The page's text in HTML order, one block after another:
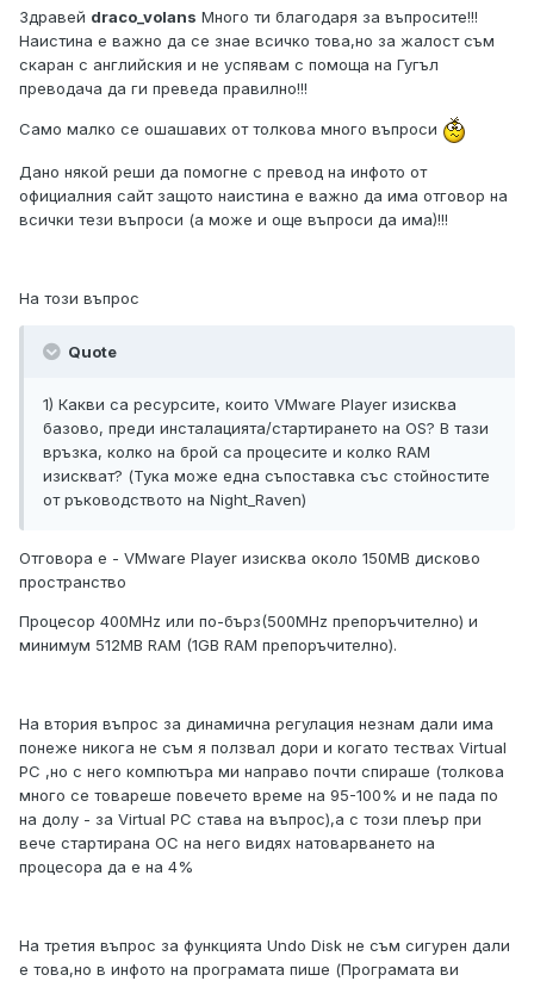
Здравей draco_volans Много ти благодаря за въпросите!!!
Наистина е важно да се знае всичко това,но за жалост съм
скаран с английския и не успявам с помоща на Гугъл
преводача да ги преведа правилно!!!
Само малко се ошашавих от толкова много въпроси
Дано някой реши да помогне с превод на инфото от
официалния сайт защото наистина е важно да има отговор на
всички тези въпроси (а може и още въпроси да има)!!!
На този въпрос
Quote
1) Какви са ресурсите, които VMware Player изисква
базово, преди инсталацията/стартирането на OS? В тази
връзка, колко на брой са процесите и колко RAM
изискват? (Тука може една съпоставка със стойностите
от ръководството на Night_Raven)
Отговора е - VMware Player изисква около 150MB дисково
пространство
Процесор 400MHz или по-бърз(500MHz препоръчително) и
минимум 512MB RAM (1GB RAM препоръчително).
На втория въпрос за динамична регулация незнам дали има
понеже никога не съм я ползвал дори и когато тествах Virtual
PC ,но с него компютъра ми направо почти спираше (толкова
много се товареше повечето време на 95-100% и не пада по
на долу - за Virtual PC става на въпрос),а с този плеър при
вече стартирана ОС на него видях натоварването на
процесора да е на 4%
На третия въпрос за функцията Undo Disk не съм сигурен дали
е това,но в инфото на програмата пише (Програмата ви